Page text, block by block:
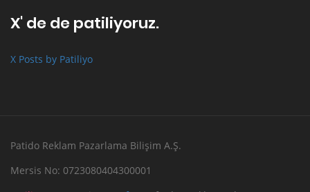
X' de de patiliyoruz.
X Posts by Patiliyo
Patido Reklam Pazarlama Bilişim A.Ş.
Mersis No: 0723080404300001